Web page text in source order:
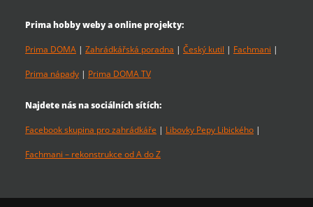
Prima hobby weby a online projekty:
Prima DOMA | Zahrádkářská poradna | Český kutil | Fachmani |
Prima nápady | Prima DOMA TV
Najdete nás na sociálních sítích:
Facebook skupina pro zahrádkáře | Libovky Pepy Libického |
Fachmani – rekonstrukce od A do Z